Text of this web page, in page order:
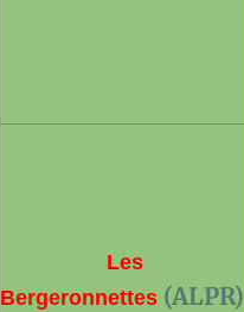
Les
Bergeronnettes (ALPR)